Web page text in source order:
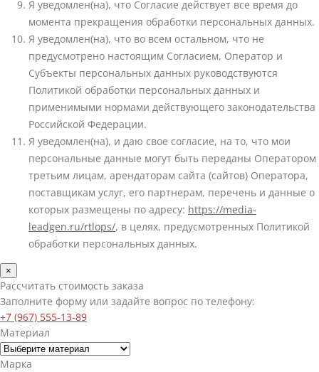
Я уведомлен(на), что Согласие действует все время до
момента прекращения обработки персональных данных.
Я уведомлен(на), что во всем остальном, что не
предусмотрено настоящим Согласием, Оператор и
Субъекты персональных данных руководствуются
Политикой обработки персональных данных и
применимыми нормами действующего законодательства
Российской Федерации.
Я уведомлен(на), и даю свое согласие, на то, что мои
персональные данные могут быть переданы Оператором
третьим лицам, арендаторам сайта (сайтов) Оператора,
поставщикам услуг, его партнерам, перечень и данные о
которых размещены по адресу: https://media-
leadgen.ru/rtlops/, в целях, предусмотренных Политикой
обработки персональных данных.
×
Рассчитать стоимость заказа
Заполните форму или задайте вопрос по телефону:
+7 (967) 555-13-89
Материал
Марка